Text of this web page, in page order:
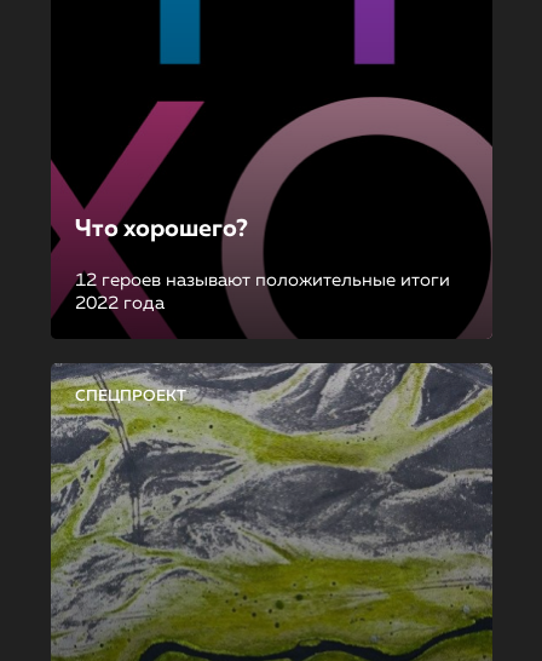
Что хорошего?
12 героев называют положительные итоги
2022 года
СПЕЦПРОЕКТ